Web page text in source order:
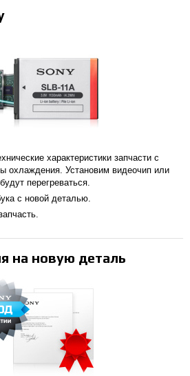
характеристики запчасти с
охлаждения. Установим видеочип или
перегреваться.
с новой деталью.
на новую деталь